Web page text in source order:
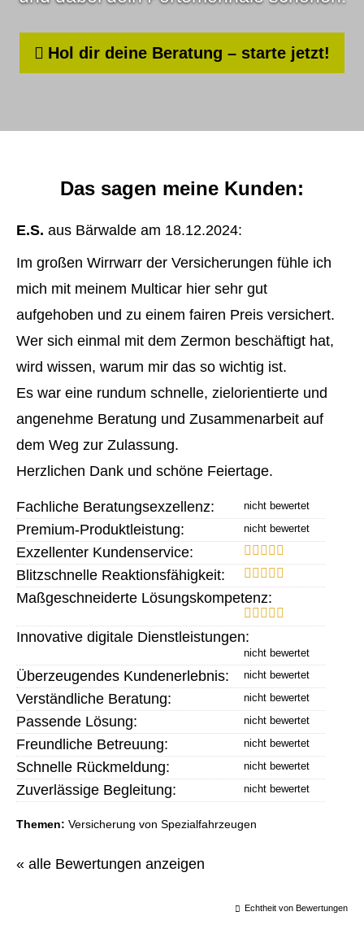
Hol dir deine Beratung – starte jetzt!
Das sagen meine Kunden:
E.S. aus Bärwalde am 18.12.2024:
Im großen Wirrwarr der Versicherungen fühle ich
mich mit meinem Multicar hier sehr gut
aufgehoben und zu einem fairen Preis versichert.
Wer sich einmal mit dem Zermon beschäftigt hat,
wird wissen, warum mir das so wichtig ist.
Es war eine rundum schnelle, zielorientierte und
angenehme Beratung und Zusammenarbeit auf
dem Weg zur Zulassung.
Herzlichen Dank und schöne Feiertage.
Fachliche Beratungsexzellenz:
Premium-Produktleistung:
Exzellenter Kundenservice:
Blitzschnelle Reaktionsfähigkeit:
Maßgeschneiderte Lösungskompetenz:
Innovative digitale Dienstleistungen:
Überzeugendes Kundenerlebnis:
Verständliche Beratung:
Passende Lösung:
Freundliche Betreuung:
Schnelle Rückmeldung:
Zuverlässige Begleitung:
Themen: Versicherung von Spezialfahrzeugen
« alle Bewertungen anzeigen
Echtheit von Bewertungen